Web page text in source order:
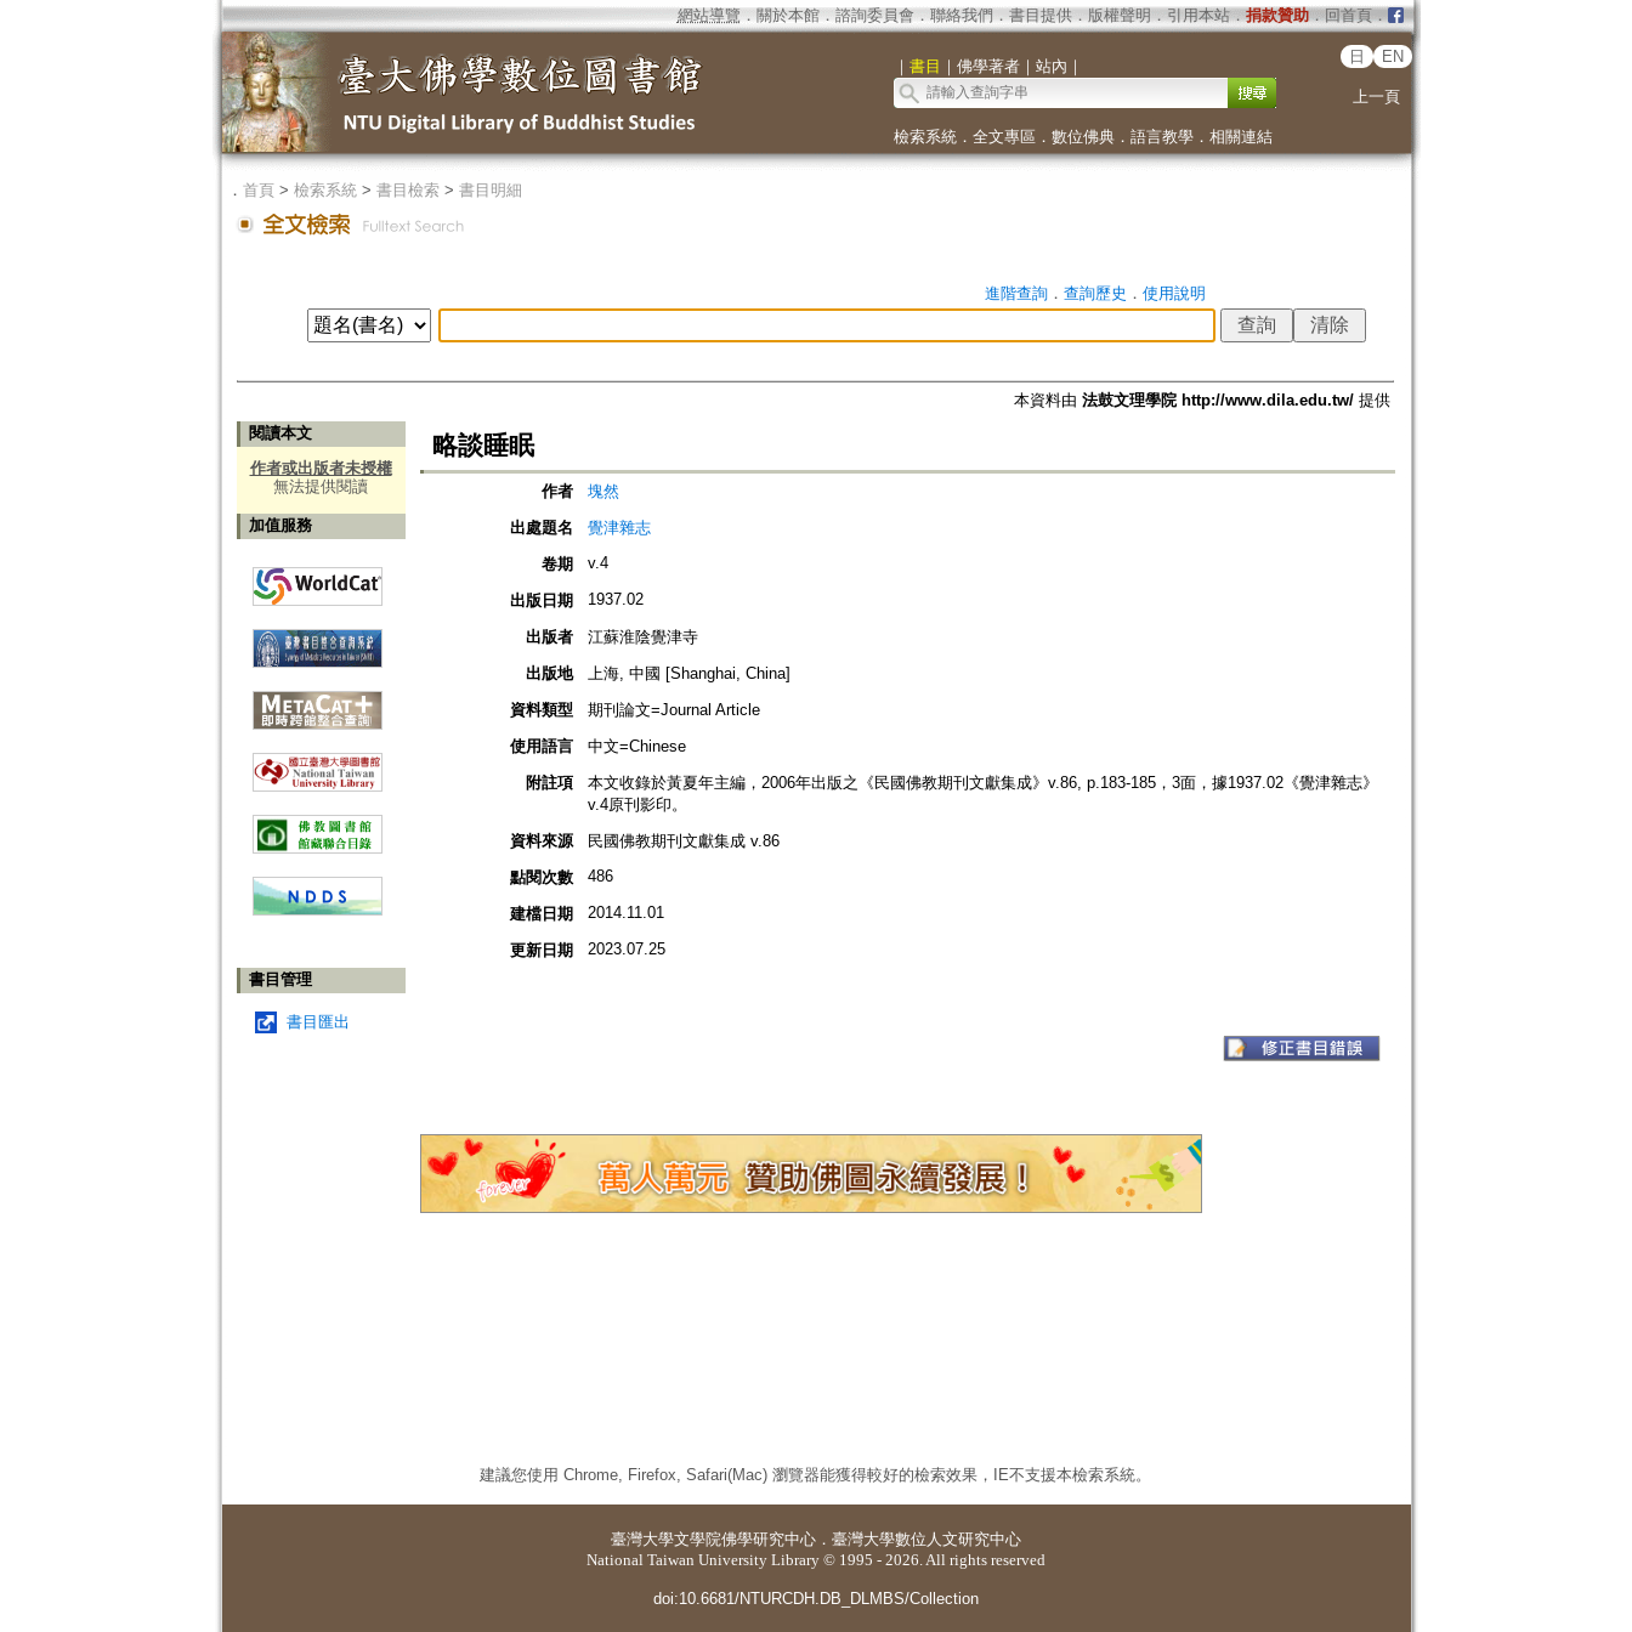
網站導覽 ． 關於本館． 諮詢委員會． 聯絡我們 ． 書目提供． 版權聲明 ． 引用本站． 捐款贊助．回首頁．
｜ 書目 ｜ 佛學著者｜ 站內 ｜
日 EN
上一頁
檢索系統． 全文專區 ． 數位佛典． 語言教學． 相關連結
． 首頁> 檢索系統> 書目檢索> 書目明細
進階查詢． 查詢歷史 ． 使用說明
本資料由 法鼓文理學院 http://www.dila.edu.tw/提供
閱讀本文
作者或出版者未授權
無法提供閱讀
加值服務
書目管理
書目匯出
略談睡眠
作者
塊然
出處題名
覺津雜志
卷期
v.4
出版日期 1937.02
出版者
江蘇淮陰覺津寺
出版地
上海, 中國 [Shanghai, China]
資料類型
期刊論文=Journal Article
使用語言
中文=Chinese
附註項
本文收錄於黃夏年主編，2006年出版之《民國佛教期刊文獻集成》v.86, p.183-185，3面，據1937.02《覺津雜志》
v.4原刊影印。
資料來源
民國佛教期刊文獻集成 v.86
點閱次數
486
建檔日期 2014.11.01
更新日期 2023.07.25
建議您使用 Chrome, Firefox, Safari(Mac) 瀏覽器能獲得較好的檢索效果，IE不支援本檢索系統。
臺灣大學文學院佛學研究中心 ． 臺灣大學數位人文研究中心
National Taiwan University Library © 1995 - 2026. All rights reserved
doi:10.6681/NTURCDH.DB_DLMBS/Collection